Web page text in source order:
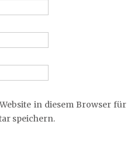
in diesem Browser für
speichern.